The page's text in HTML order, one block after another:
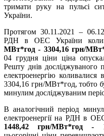
тримати руку на пульсі
України.
Протягом 30.11.2021 –
РДН в ОЕС України
МВт*год - 3304,16 грн/
04 грудня ціни ціна
Решту днів досліджуваного
електроенергію
3304,16 грн/МВт*год, тобто
минулим досліджуваним
В аналогічний період
електроенергії на РДН в
1448,42 грн/МВт*год -